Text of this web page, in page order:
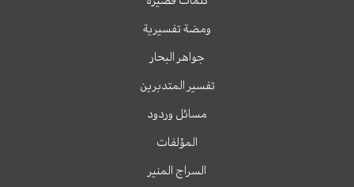
ومضة تفسيرية
جواهر البحار
تفسير المتدبرين
مسائل وردود
المؤلفات
السراج المنير